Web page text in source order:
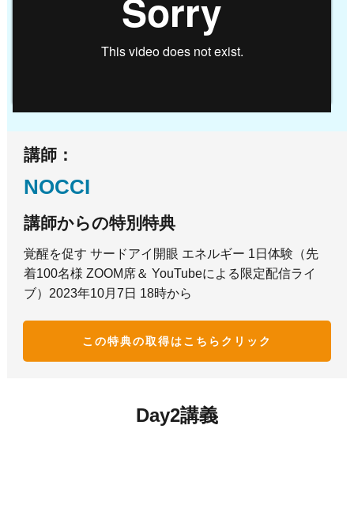
講師：
NOCCI
講師からの特別特典
覚醒を促す サードアイ開眼 エネルギー 1日体験（先
着100名様 ZOOM席＆ YouTubeによる限定配信ライ
ブ）2023年10月7日 18時から
この特典の取得はこち らクリック
Day2講義